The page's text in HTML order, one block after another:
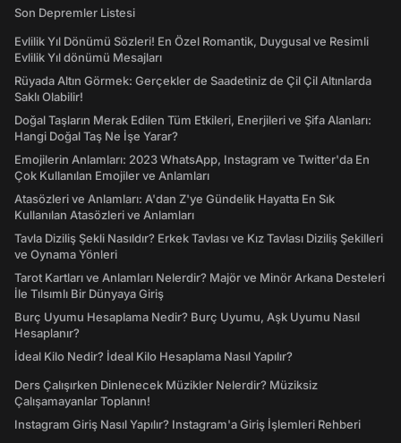
Son Depremler Listesi
Evlilik Yıl Dönümü Sözleri! En Özel Romantik, Duygusal ve Resimli
Evlilik Yıl dönümü Mesajları
Rüyada Altın Görmek: Gerçekler de Saadetiniz de Çil Çil Altınlarda
Saklı Olabilir!
Doğal Taşların Merak Edilen Tüm Etkileri, Enerjileri ve Şifa Alanları:
Hangi Doğal Taş Ne İşe Yarar?
Emojilerin Anlamları: 2023 WhatsApp, Instagram ve Twitter'da En
Çok Kullanılan Emojiler ve Anlamları
Atasözleri ve Anlamları: A'dan Z'ye Gündelik Hayatta En Sık
Kullanılan Atasözleri ve Anlamları
Tavla Diziliş Şekli Nasıldır? Erkek Tavlası ve Kız Tavlası Diziliş Şekilleri
ve Oynama Yönleri
Tarot Kartları ve Anlamları Nelerdir? Majör ve Minör Arkana Desteleri
İle Tılsımlı Bir Dünyaya Giriş
Burç Uyumu Hesaplama Nedir? Burç Uyumu, Aşk Uyumu Nasıl
Hesaplanır?
İdeal Kilo Nedir? İdeal Kilo Hesaplama Nasıl Yapılır?
Ders Çalışırken Dinlenecek Müzikler Nelerdir? Müziksiz
Çalışamayanlar Toplanın!
Instagram Giriş Nasıl Yapılır? Instagram'a Giriş İşlemleri Rehberi